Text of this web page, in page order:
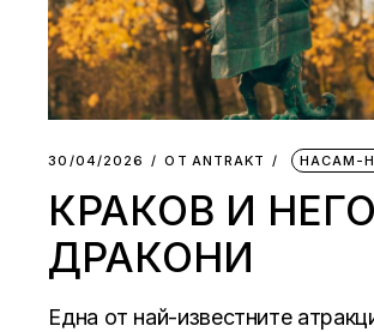
30/04/2026 ОТ АNTRAKT НАСАМ-
КРАКОВ И
ДРАКОНИ
Една от най-известните